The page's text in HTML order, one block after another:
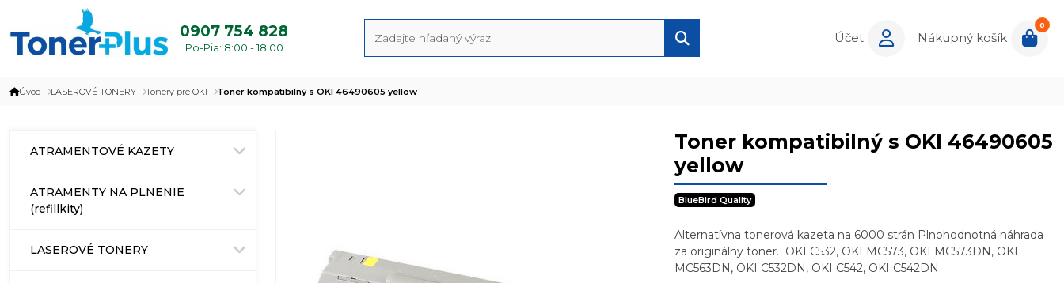
0907 754 828
Po-Pia: 8:00 - 18:00
Účet Nákupný košík
0
Úvod LASEROVÉ TONERY Tonery pre OKI Toner kompatibilný s OKI 46490605 yellow
ATRAMENTOVÉ KAZETY
ATRAMENTY NA PLNENIE
(refillkity)
LASEROVÉ TONERY
Toner kompatibilný s OKI 46490605
yellow
BlueBird Quality
Alternatívna tonerová kazeta na 6000 strán Plnohodnotná náhrada
za originálny toner. OKI C532, OKI MC573, OKI MC573DN, OKI
MC563DN, OKI C532DN, OKI C542, OKI C542DN